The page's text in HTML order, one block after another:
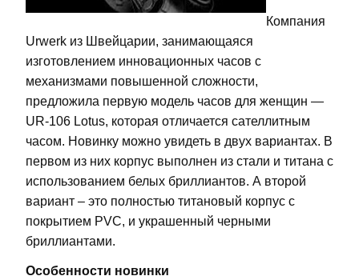
Компания
Urwerk из Швейцарии, занимающаяся
изготовлением инновационных часов с
механизмами повышенной сложности,
предложила первую модель часов для женщин —
UR-106 Lotus, которая отличается сателлитным
часом. Новинку можно увидеть в двух вариантах. В
первом из них корпус выполнен из стали и титана с
использованием белых бриллиантов. А второй
вариант – это полностью титановый корпус с
покрытием PVС, и украшенный черными
бриллиантами.
Особенности новинки